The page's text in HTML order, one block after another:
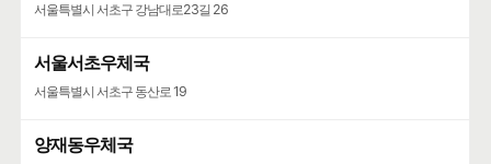
서울특별시 서초구 강남대로23길 26
서울서초우체국
서울특별시 서초구 동산로 19
양재동우체국